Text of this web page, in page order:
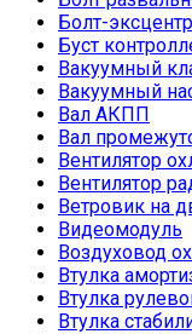
Болт-
Буст
Вакуумный
Вакуумный
Вал АКПП
Вал
Вентилятор
Вентилятор
Ветровик на
Видеомодуль
Воздуховод
Втулка
Втулка
Втулка